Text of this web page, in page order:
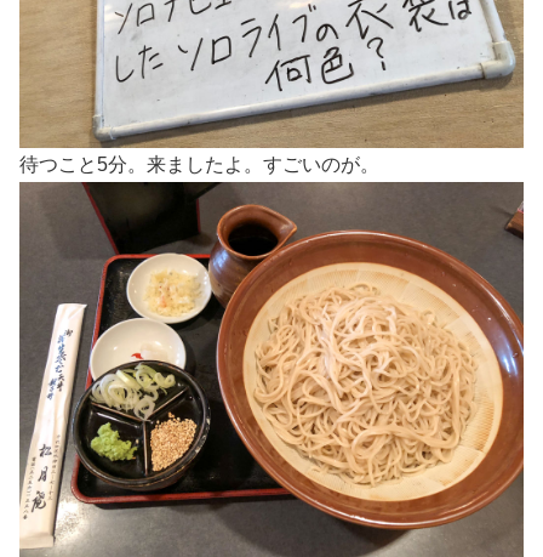
待つこと5分。来ましたよ。すごいのが。